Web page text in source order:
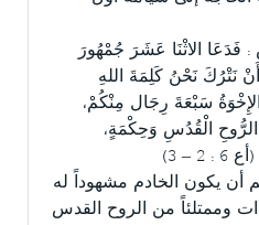
فَدَعَا الاثْنَا عَشَرَ جُمْهُورَ
أَنْ نَتْرُكَ نَحْنُ كَلِمَةَ اللهِ
الإِخْوَةُ سَبْعَةَ رِجَال مِنْكُمْ،
الْقُدُسِ وَحِكْمَةٍ،
– 3)
أن يكون الخادم مشهوداً له
وممتلئاً من الروح القدس